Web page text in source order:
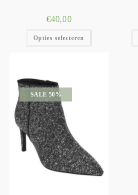
€40,00
Opties selecteren
SALE 50%